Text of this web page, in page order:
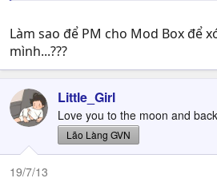
Làm sao để PM cho Mod Box để
mình...???
Little_Girl
Love you to the moon and
Lão Làng GVN
19/7/13